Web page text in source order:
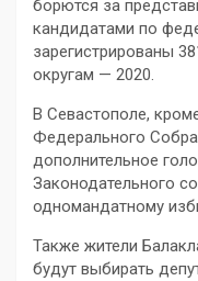
борются за
кандидатами по
зарегистрированы
округам — 2020.
В Севастополе,
Федерального
дополнительное
Законодательного
одномандатному
Также жители
будут выбирать